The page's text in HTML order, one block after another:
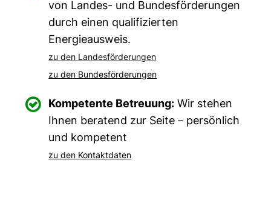
von Landes- und Bundesförderungen
durch einen qualifizierten
Energieausweis.
zu den Landesförderungen
zu den Bundesförderungen
 Kompetente Betreuung: Wir stehen
Ihnen beratend zur Seite – persönlich
und kompetent
zu den Kontaktdaten